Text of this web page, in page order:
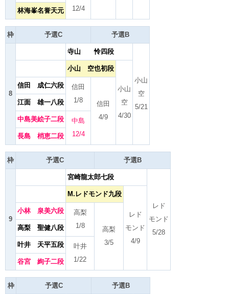
12/4
林海峯名誉天元
枠 予選C 予選B
8
寺山 怜四段
小山
空
5/21
小山 空也初段
小山
空
4/30
信田 成仁六段
信田
1/8
信田
4/9
江面 雄一八段
中島美絵子二段
中島
12/4
長島 梢恵二段
枠 予選C 予選B
9
宮崎龍太郎七段
レド
モンド
5/28
M.レドモンド九段
レド
モンド
4/9
小林 泉美六段
高梨
1/8
高梨
3/5
高梨 聖健八段
叶井 天平五段
叶井
1/22
谷宮 絢子二段
枠 予選C 予選B